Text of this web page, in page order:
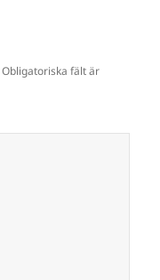
Obligatoriska fält är